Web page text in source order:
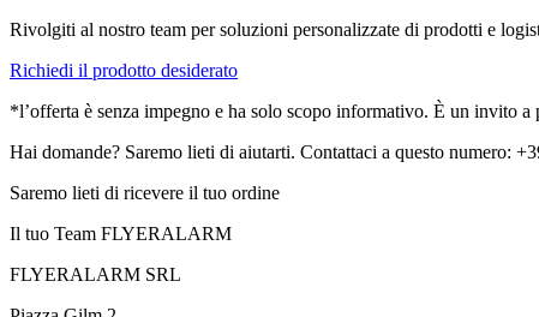
Rivolgiti al nostro team per soluzioni personalizzate di prodotti e
Richiedi il prodotto desiderato
*l’offerta è senza impegno e ha solo scopo informativo. È un invito
Hai domande? Saremo lieti di aiutarti. Contattaci a questo numero:
Saremo lieti di ricevere il tuo ordine
Il tuo Team FLYERALARM
FLYERALARM SRL